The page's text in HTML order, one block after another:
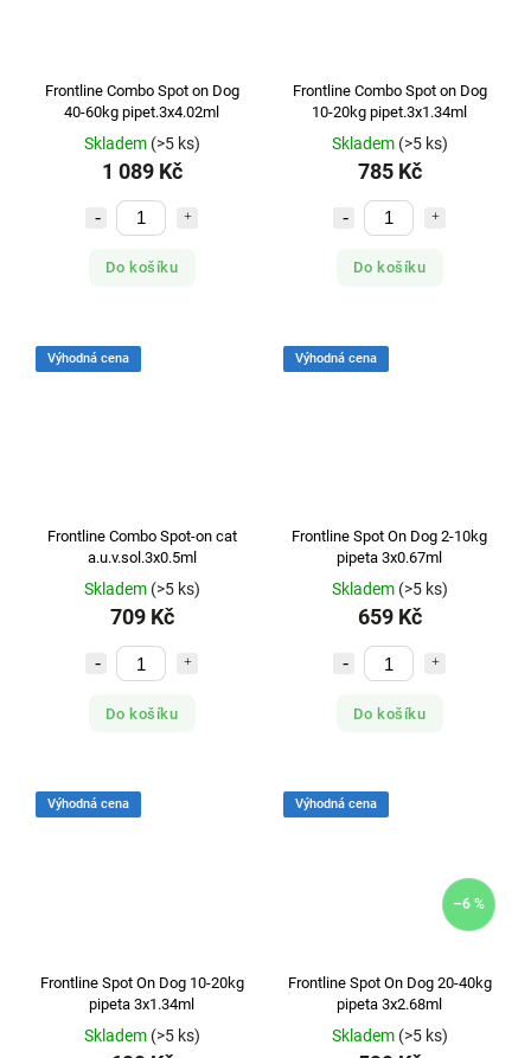
Frontline Combo Spot on Dog
40-60kg pipet.3x4.02ml
Skladem (>5 ks)
1 089 Kč
Do košíku
Frontline Combo Spot on Dog
10-20kg pipet.3x1.34ml
Skladem (>5 ks)
785 Kč
Do košíku
Výhodná cena
Frontline Combo Spot-on cat
a.u.v.sol.3x0.5ml
Skladem (>5 ks)
709 Kč
Do košíku
Výhodná cena
Frontline Spot On Dog 2-10kg
pipeta 3x0.67ml
Skladem (>5 ks)
659 Kč
Do košíku
Výhodná cena
Frontline Spot On Dog 10-20kg
pipeta 3x1.34ml
Skladem (>5 ks)
Výhodná cena
–6 %
Frontline Spot On Dog 20-40kg
pipeta 3x2.68ml
Skladem (>5 ks)